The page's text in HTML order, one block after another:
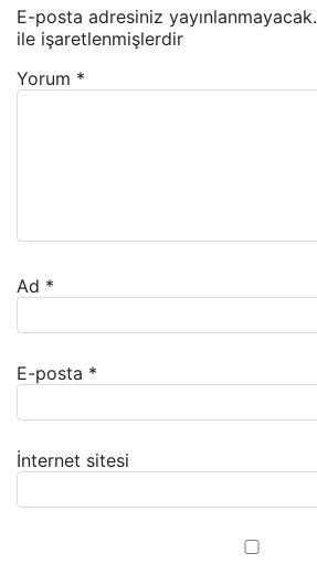
E-posta adresiniz yayınlanmayacak.
ile işaretlenmişlerdir
Yorum *
Ad *
E-posta *
İnternet sitesi